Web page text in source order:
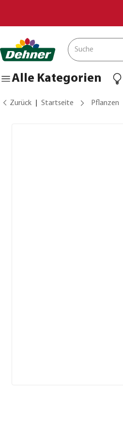
Alle Kategorien
Zurück Startseite Pflanzen